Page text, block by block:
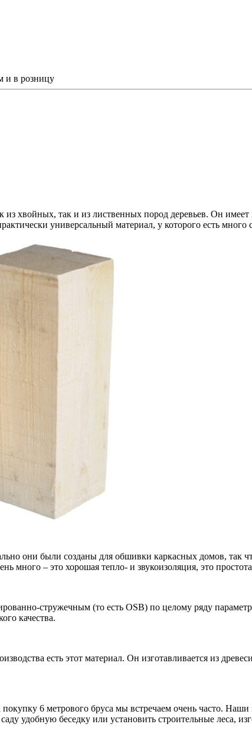
и в розницу
хвойных, так и из лиственных пород деревьев. Он имеет
универсальный материал, у которого есть много
они были созданы для обшивки каркасных домов, так
– это хорошая тепло- и звукоизоляция, это
стружечным (то есть OSB) по целому ряду
качества.
есть этот материал. Он изготавливается из
покупку 6 метрового бруса мы встречаем очень часто.
удобную беседку или установить строительные леса,